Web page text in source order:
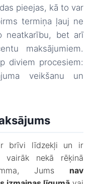
pieejas, kā to var
termiņa ļauj ne
neatkarību, bet arī
maksājumiem.
diviem procesiem:
veikšanu un
brīvi līdzekļi un ir
vairāk nekā rēķinā
Jums nav